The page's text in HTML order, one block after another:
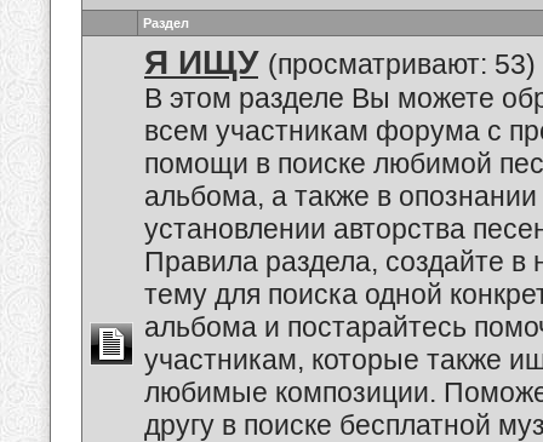
Раздел
Я ИЩУ (просматривают: 53)
В этом разделе Вы можете
всем участникам форума с
помощи в поиске любимой
альбома, а также в опознании
установлении авторства
Правила раздела, создайте в
тему для поиска одной
альбома и постарайтесь
участникам, которые также
любимые композиции.
другу в поиске бесплатной